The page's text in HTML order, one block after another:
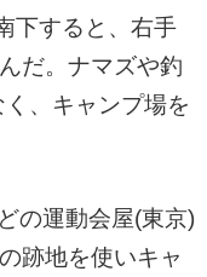
下すると、右手
だ。ナマズや釣
、キャンプ場を
の運動会屋(東京)
跡地を使いキャ